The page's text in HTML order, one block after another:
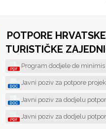
POTPORE HRVATSKE
TURISTIČKE
Program dodjele de minimis
Javni poziv za potpore
Javni poziv za dodjelu
Javni poziv za dodjelu